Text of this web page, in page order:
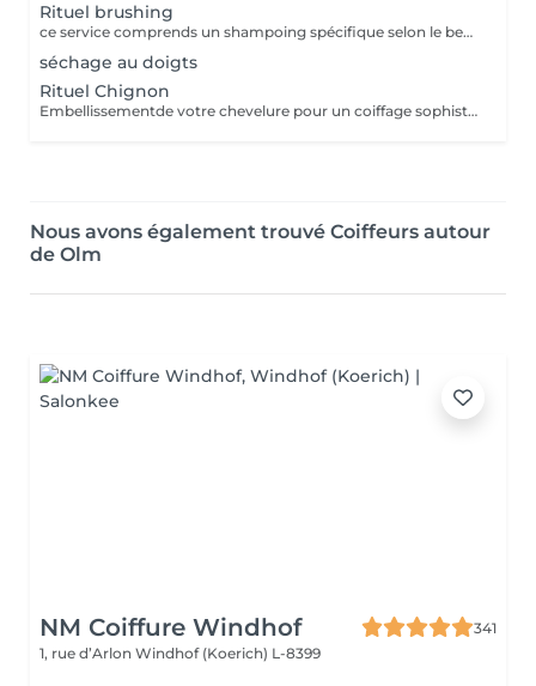
Rituel brushing
ce service comprends un shampoing spécifique selon le besoin de votre cheveu et votre cuir chevelu * le soin ou masque n est pas compris
séchage au doigts
Rituel Chignon
Embellissementde votre chevelure pour un coiffage sophistiqué et personnalisé pour un événement spécial
Nous avons également trouvé Coiffeurs autour
de Olm
NM Coiffure Windhof
341
1, rue d’Arlon Windhof (Koerich) L-8399